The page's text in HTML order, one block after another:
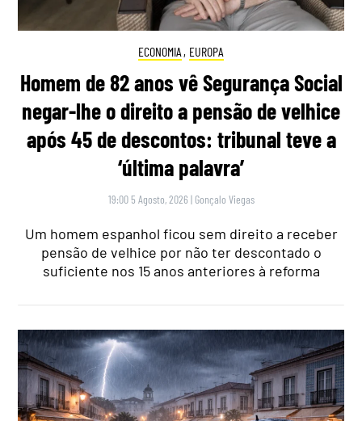
ECONOMIA , EUROPA
Homem de 82 anos vê Segurança Social
negar-lhe o direito a pensão de velhice
após 45 de descontos: tribunal teve a
‘última palavra’
19:00 5 Agosto, 2026 | Gonçalo Viegas
Um homem espanhol ficou sem direito a receber
pensão de velhice por não ter descontado o
suficiente nos 15 anos anteriores à reforma